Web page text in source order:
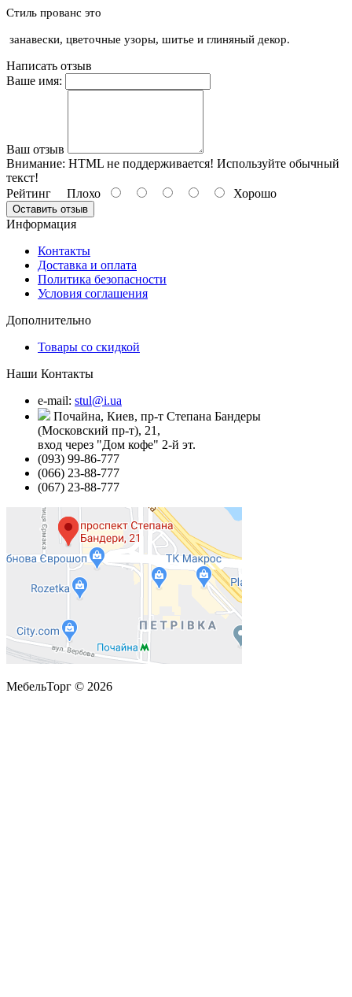
Стиль прованс это
занавески, цветочные узоры, шитье и глиняный декор.
Написать отзыв
Ваше имя:
Ваш отзыв
Внимание: HTML не поддерживается! Используйте обычный
текст!
Рейтинг Плохо Хорошо
Оставить отзыв
Информация
Контакты
Доставка и оплата
Политика безопасности
Условия соглашения
Дополнительно
Товары со скидкой
Наши Контакты
e-mail: stul@i.ua
Почайна, Киев, пр-т Степана Бандеры
(Московский пр-т), 21,
вход через "Дом кофе" 2-й эт.
(093) 99-86-777
(066) 23-88-777
(067) 23-88-777
МебельТорг © 2026